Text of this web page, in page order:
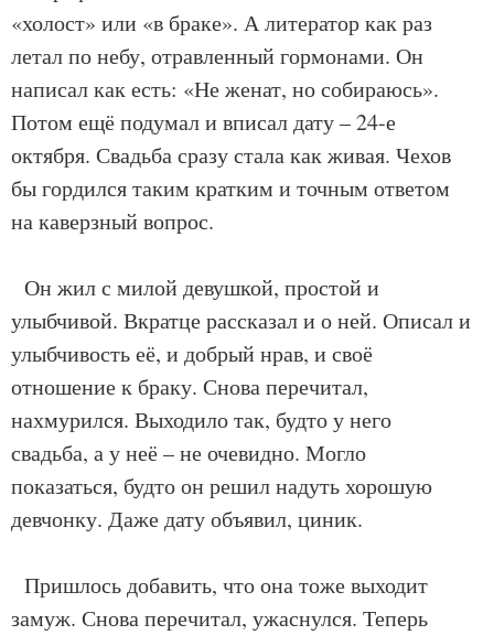
«холост» или «в браке». А литератор как раз
летал по небу, отравленный гормонами. Он
написал как есть: «Не женат, но собираюсь».
Потом ещё подумал и вписал дату – 24-е
октября. Свадьба сразу стала как живая. Чехов
бы гордился таким кратким и точным ответом
на каверзный вопрос.
Он жил с милой девушкой, простой и
улыбчивой. Вкратце рассказал и о ней. Описал и
улыбчивость её, и добрый нрав, и своё
отношение к браку. Снова перечитал,
нахмурился. Выходило так, будто у него
свадьба, а у неё – не очевидно. Могло
показаться, будто он решил надуть хорошую
девчонку. Даже дату объявил, циник.
Пришлось добавить, что она тоже выходит
замуж. Снова перечитал, ужаснулся. Теперь